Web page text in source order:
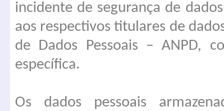
incidente de segurança de
aos respectivos titulares de
de Dados Pessoais – ANPD,
específica.
Os dados pessoais